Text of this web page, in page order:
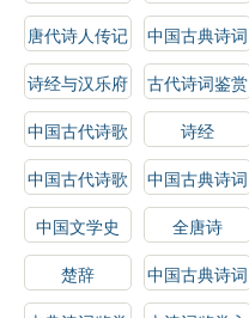
鉴赏辞典
鉴赏
唐代诗人传记
中国古典诗词
赏析
诗经与汉乐府 古代诗词鉴赏
中国古代诗歌
史
诗经
中国古代诗歌
选
中国古典诗词
研究
中国文学史 全唐诗
楚辞
中国古典诗词
解析